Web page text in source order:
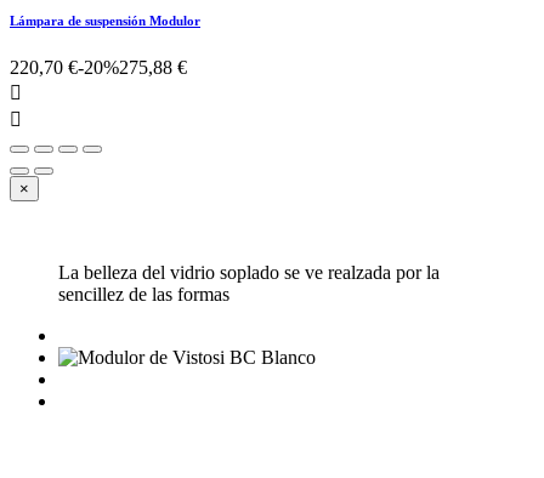
Lámpara de suspensión Modulor
220,70 €-20%275,88 €


×
La belleza del vidrio soplado se ve realzada por la
sencillez de las formas